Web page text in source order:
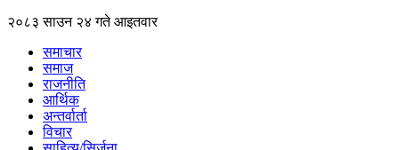
२०८३ साउन २४ गते आइतवार
समाचार
समाज
राजनीति
आर्थिक
अन्तर्वार्ता
विचार